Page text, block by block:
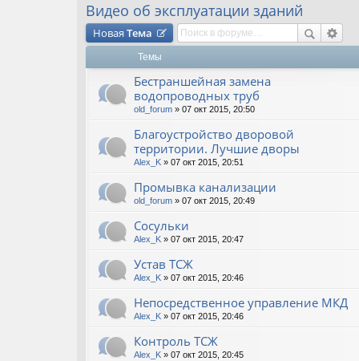
Видео об эксплуатации зданий
Новая Тема
Темы
Бестраншейная замена
водопроводных труб
old_forum » 07 окт 2015, 20:50
Благоустройство дворовой
территории. Лучшие дворы
Alex_K » 07 окт 2015, 20:51
Промывка канализации
old_forum » 07 окт 2015, 20:49
Сосульки
Alex_K » 07 окт 2015, 20:47
Устав ТСЖ
Alex_K » 07 окт 2015, 20:46
Непосредственное управление МКД
Alex_K » 07 окт 2015, 20:46
Контроль ТСЖ
Alex_K » 07 окт 2015, 20:45